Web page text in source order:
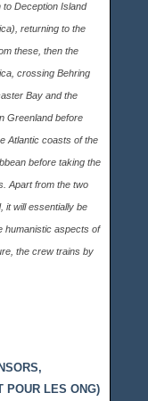
to Deception Island
returning to the
these, then the
crossing Behring
Bay and the
Greenland before
Atlantic coasts of the
before taking the
Apart from the two
it will essentially be
humanistic aspects of
the crew trains by
POUR LES ONG)